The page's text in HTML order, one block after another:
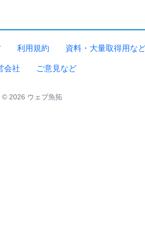
利用規約 資料・大量取得用な
会社 ご意見など
© 2026 ウェブ魚拓